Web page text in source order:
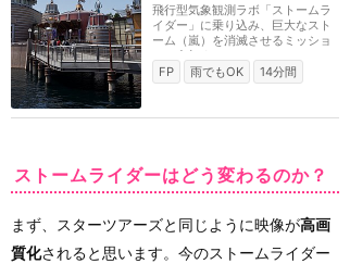
飛行型気象観測ラボ「ストームラ
イダー」に乗り込み、巨大なスト
ーム（嵐）を消滅させるミッショ
ンに参加するアト...
FP
雨でもOK 14分間
ストームライダーはどう変わるのか？
まず、スターツアーズと同じように映像が高画
質化されると思います。今のストームライダー